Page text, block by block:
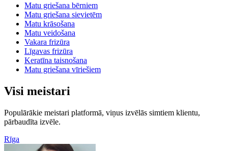
Matu griešana bērniem
Matu griešana sievietēm
Matu krāsošana
Matu veidošana
Vakara frizūra
Līgavas frizūra
Keratīna taisnošana
Matu griešana vīriešiem
Visi meistari
Populārākie meistari platformā, viņus izvēlās simtiem klientu,
pārbaudīta izvēle.
Rīga